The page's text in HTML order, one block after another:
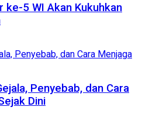
ke-5 WI Akan Kukuhkan
Penyebab, dan Cara
Dini